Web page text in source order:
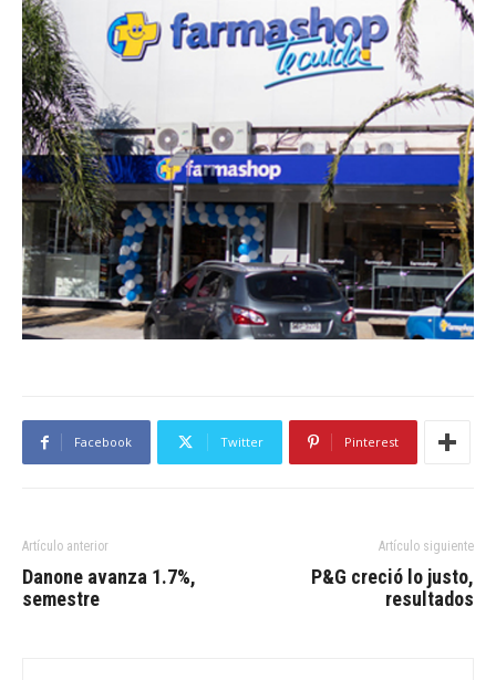
Facebook Twitter Pinterest
Artículo anterior
Danone avanza 1.7%,
semestre
Artículo siguiente
P&G creció lo justo,
resultados